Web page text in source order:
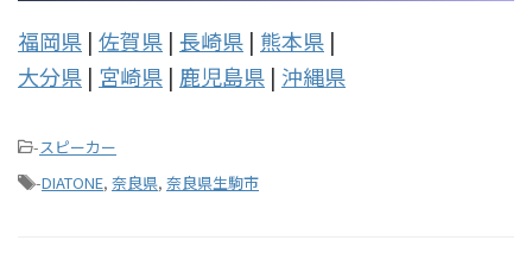
福岡県 | 佐賀県 | 長崎県 | 熊本県 |
大分県 | 宮崎県 | 鹿児島県 | 沖縄県
-スピーカー
-DIATONE, 奈良県, 奈良県生駒市